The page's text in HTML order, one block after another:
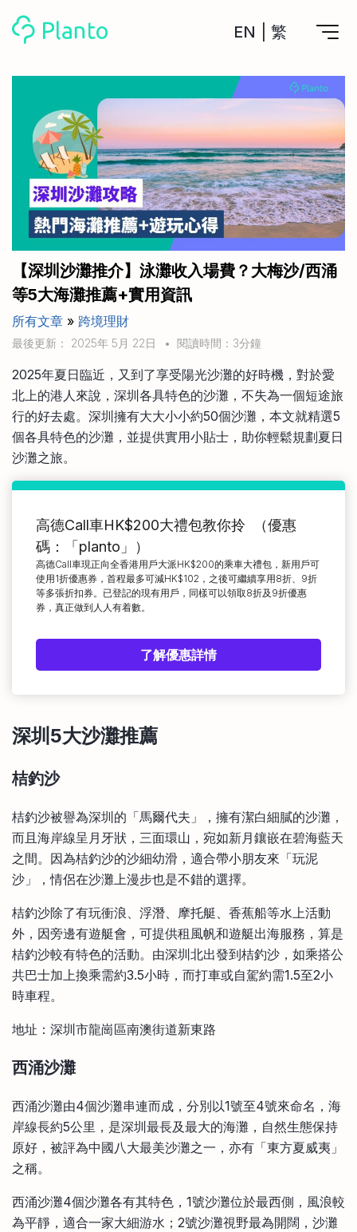
EN 繁
計劃買樓
計劃買樓第一步
全功能記賬
管理及分析所有戶口
管理MPF戶口
一次過管理所有強積金戶口
申請清卡數/私人貸款
CreFIT x Planto推廣優惠
工具
私人貸款
年利率/APR/年息比較
投資戶口 (美股)
比較最抵美股投資戶口
投資戶口 (港股)
比較最抵港股投資戶口
投資加密貨幣
比較最抵Crypto交易所
月供股票計劃
比較最抵月供計劃戶口
比較定存利率
信用卡
比較各種最優惠信用卡
關於我們
Academy
Marketplace
其他網站
手機App與理財資訊
商業解決方案
【深圳沙灘推介】泳灘收入場費？大梅沙/西涌
等5大海灘推薦+實用資訊
所有文章 » 跨境理財
最後更新： 2025年 5月 22日 • 閱讀時間：3分鐘
2025年夏日臨近，又到了享受陽光沙灘的好時機，對於愛
北上的港人來說，深圳各具特色的沙灘，不失為一個短途旅
行的好去處。深圳擁有大大小小約50個沙灘，本文就精選5
個各具特色的沙灘，並提供實用小貼士，助你輕鬆規劃夏日
沙灘之旅。
高德Call車HK$200大禮包教你拎 （優惠
碼：「planto」）
高德Call車現正向全香港用戶大派HK$200的乘車大禮包，新用戶可
使用1折優惠券，首程最多可減HK$102，之後可繼續享用8折、9折
等多張折扣券。已登記的現有用戶，同樣可以領取8折及9折優惠
券，真正做到人人有着數。
了解優惠詳情
深圳5大沙灘推薦
桔釣沙
桔釣沙被譽為深圳的「馬爾代夫」，擁有潔白細膩的沙灘，
而且海岸線呈月牙狀，三面環山，宛如新月鑲嵌在碧海藍天
之間。因為桔釣沙的沙細幼滑，適合帶小朋友來「玩泥
沙」，情侶在沙灘上漫步也是不錯的選擇。
桔釣沙除了有玩衝浪、浮潛、摩托艇、香蕉船等水上活動
外，因旁邊有遊艇會，可提供租風帆和遊艇出海服務，算是
桔釣沙較有特色的活動。由深圳北出發到桔釣沙，如乘搭公
共巴士加上換乘需約3.5小時，而打車或自駕約需1.5至2小
時車程。
地址：深圳市龍崗區南澳街道新東路
西涌沙灘
西涌沙灘由4個沙灘串連而成，分別以1號至4號來命名，海
岸線長約5公里，是深圳最長及最大的海灘，自然生態保持
原好，被評為中國八大最美沙灘之一，亦有「東方夏威夷」
之稱。
西涌沙灘4個沙灘各有其特色，1號沙灘位於最西側，風浪較
為平靜，適合一家大細游水；2號沙灘視野最為開闊，沙灘